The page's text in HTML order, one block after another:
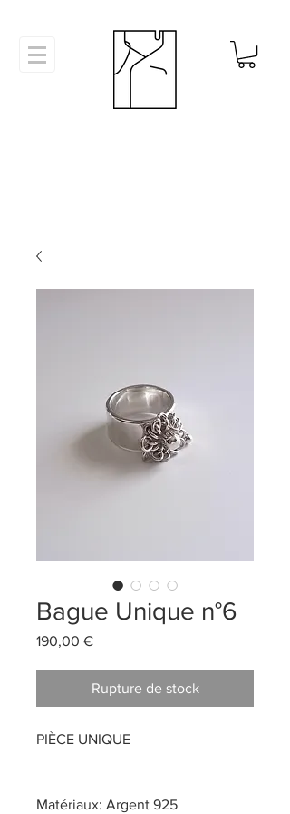
Bague Unique n°6
190,00 €Prix
Rupture de stock
PIÈCE UNIQUE
Matériaux: Argent 925